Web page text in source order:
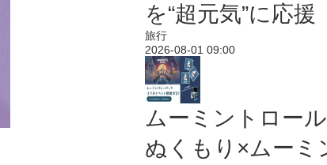
を“超元気”に応援
旅行
2026-08-01 09:00
ムーミントロー
ぬくもり×ムーミ